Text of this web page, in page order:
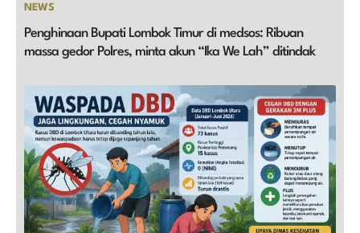
NEWS
Penghinaan Bupati Lombok Timur di medsos: Ribuan
massa gedor Polres, minta akun “Ika We Lah” ditindak